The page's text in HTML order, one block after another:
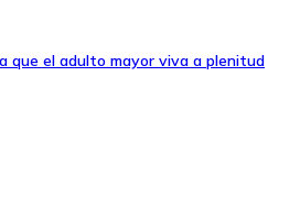
que el adulto mayor viva a plenitud